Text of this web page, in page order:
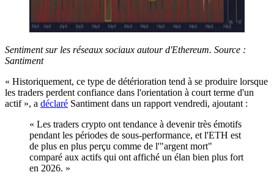
Sentiment sur les réseaux sociaux autour d'Ethereum. Source :
Santiment
« Historiquement, ce type de détérioration tend à se produire lorsque
les traders perdent confiance dans l'orientation à court terme d'un
actif », a déclaré Santiment dans un rapport vendredi, ajoutant :
« Les traders crypto ont tendance à devenir très émotifs
pendant les périodes de sous-performance, et l'ETH est
de plus en plus perçu comme de l'"argent mort"
comparé aux actifs qui ont affiché un élan bien plus fort
en 2026. »